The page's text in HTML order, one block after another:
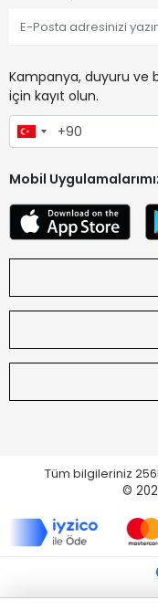
Kampanya, duyuru ve
için kayıt olun.
Mobil
Tüm bilgileriniz
©